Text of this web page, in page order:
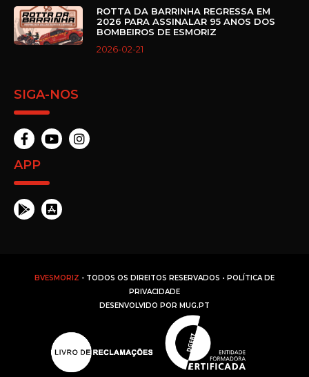
ROTTA DA BARRINHA REGRESSA EM
2026 PARA ASSINALAR 95 ANOS DOS
BOMBEIROS DE ESMORIZ
2026-02-21
SIGA-NOS
APP
BVESMORIZ - TODOS OS DIREITOS RESERVADOS • POLÍTICA DE
PRIVACIDADE
DESENVOLVIDO POR MUG.PT